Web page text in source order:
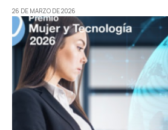
26 DE MARZO DE 2026